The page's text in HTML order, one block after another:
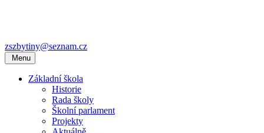
zszbytiny@seznam.cz
Menu
Základní škola
Historie
Rada školy
Školní parlament
Projekty